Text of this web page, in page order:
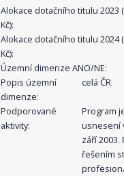
Alokace dotačního titulu 2023
Kč):
Alokace dotačního titulu 2024
Kč):
Územní dimenze ANO/NE:
Popis územní
dimenze:
celá ČR
Podporované
aktivity:
Program
usnesení
září 2003.
řešením